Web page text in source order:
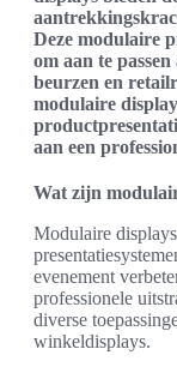
Deze modulaire
om aan te
beurzen en
modulaire
aan een
Wat zijn
Modulaire
evenement
professionele
diverse
winkeldisplays.